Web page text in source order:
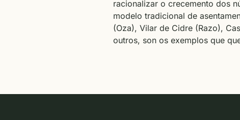
racionalizar o crecemento dos
modelo tradicional de
(Oza), Vilar de Cidre (Razo),
outros, son os exemplos que